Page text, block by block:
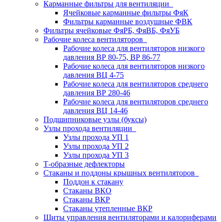
Карманные фильтры для вентиляции
Ячейковые карманные фильтры ФяК
Фильтры карманные воздушные ФВК
Фильтры ячейковые ФяРБ, ФяВБ, ФяУБ
Рабочие колеса вентиляторов
Рабочие колеса для вентиляторов низкого
давления ВР 80-75, ВР 86-77
Рабочие колеса для вентиляторов низкого
давления ВЦ 4-75
Рабочие колеса для вентиляторов среднего
давления ВР 280-46
Рабочие колеса для вентиляторов среднего
давления ВЦ 14-46
Подшипниковые узлы (буксы)
Узлы прохода вентиляции
Узлы прохода УП 1
Узлы прохода УП 2
Узлы прохода УП 3
Т-образные дефлекторы
Стаканы и поддоны крышных вентиляторов
Поддон к стакану
Стаканы ВКО
Стаканы ВКР
Стаканы утепленные ВКР
Щиты управления вентиляторами и калориферами